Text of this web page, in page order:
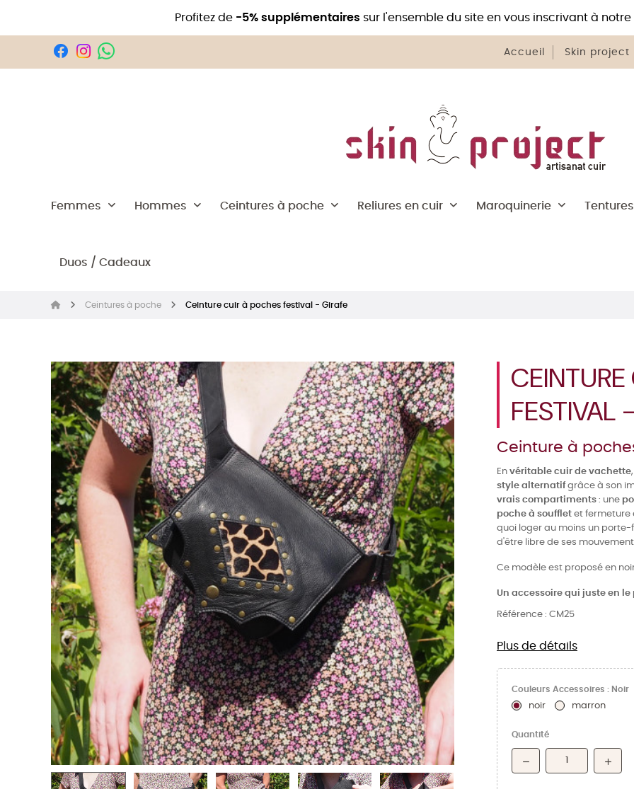
Profitez de-5% supplémentaires sur l'ensemble du site en vous inscrivant à notre
Accueil Skin project
Femmes Hommes Ceintures à poche Reliures en cuir Maroquinerie Tentures
Duos / Cadeaux
Ceintures à poche Ceinture cuir à poches festival - Girafe
FESTIVAL
Ceinture à
En véritable cuir de vachette
style alternatifgrâce à son
vrais compartiments : une
poche à soufflet et fermeture
quoi loger au moins un
d'être libre de ses
Ce modèle est proposé en
Un accessoire qui juste en
Référence : CM25
Plus de détails
Couleurs Accessoires : Noir
noir marron
Quantité